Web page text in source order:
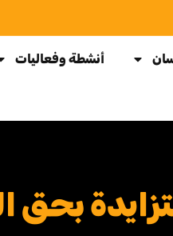
أنشطة وفعاليات
بحق